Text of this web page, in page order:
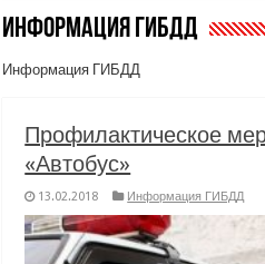
Информация ГИБДД
Информация ГИБДД
Профилактическое
«Автобус»
13.02.2018 Информация ГИБДД